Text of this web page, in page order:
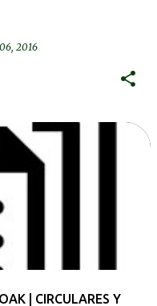
2016
| CIRCULARES Y